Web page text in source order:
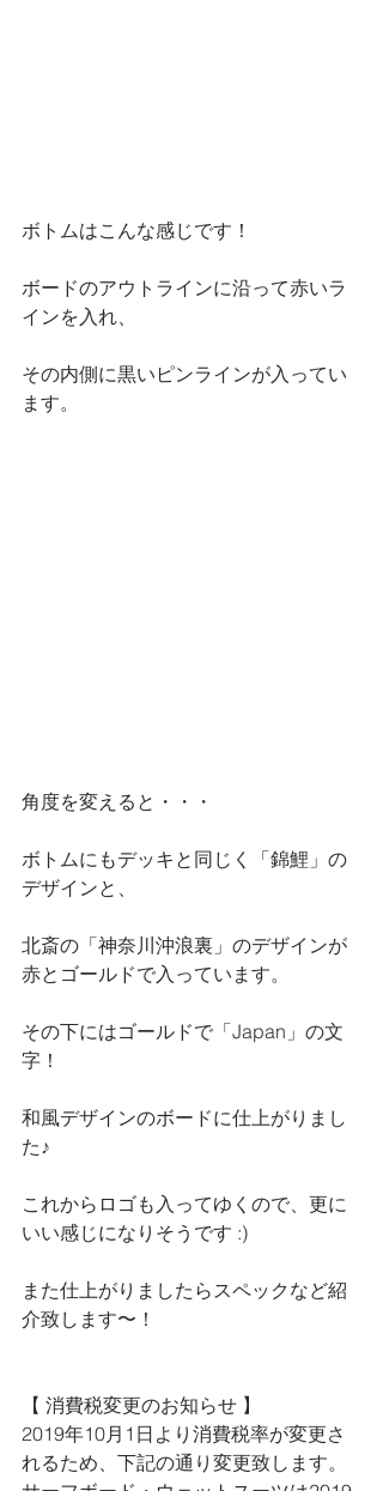
ボトムはこんな感じです！
ボードのアウトラインに沿って赤いラ
インを入れ、
その内側に黒いピンラインが入ってい
ます。
角度を変えると・・・
ボトムにもデッキと同じく「錦鯉」の
デザインと、
北斎の「神奈川沖浪裏」のデザインが
赤とゴールドで入っています。
その下にはゴールドで「Japan」の文
字！
和風デザインのボードに仕上がりまし
た♪
これからロゴも入ってゆくので、更に
いい感じになりそうです :)
また仕上がりましたらスペックなど紹
介致します〜！
【 消費税変更のお知らせ 】
2019年10月1日より消費税率が変更さ
れるため、下記の通り変更致します。